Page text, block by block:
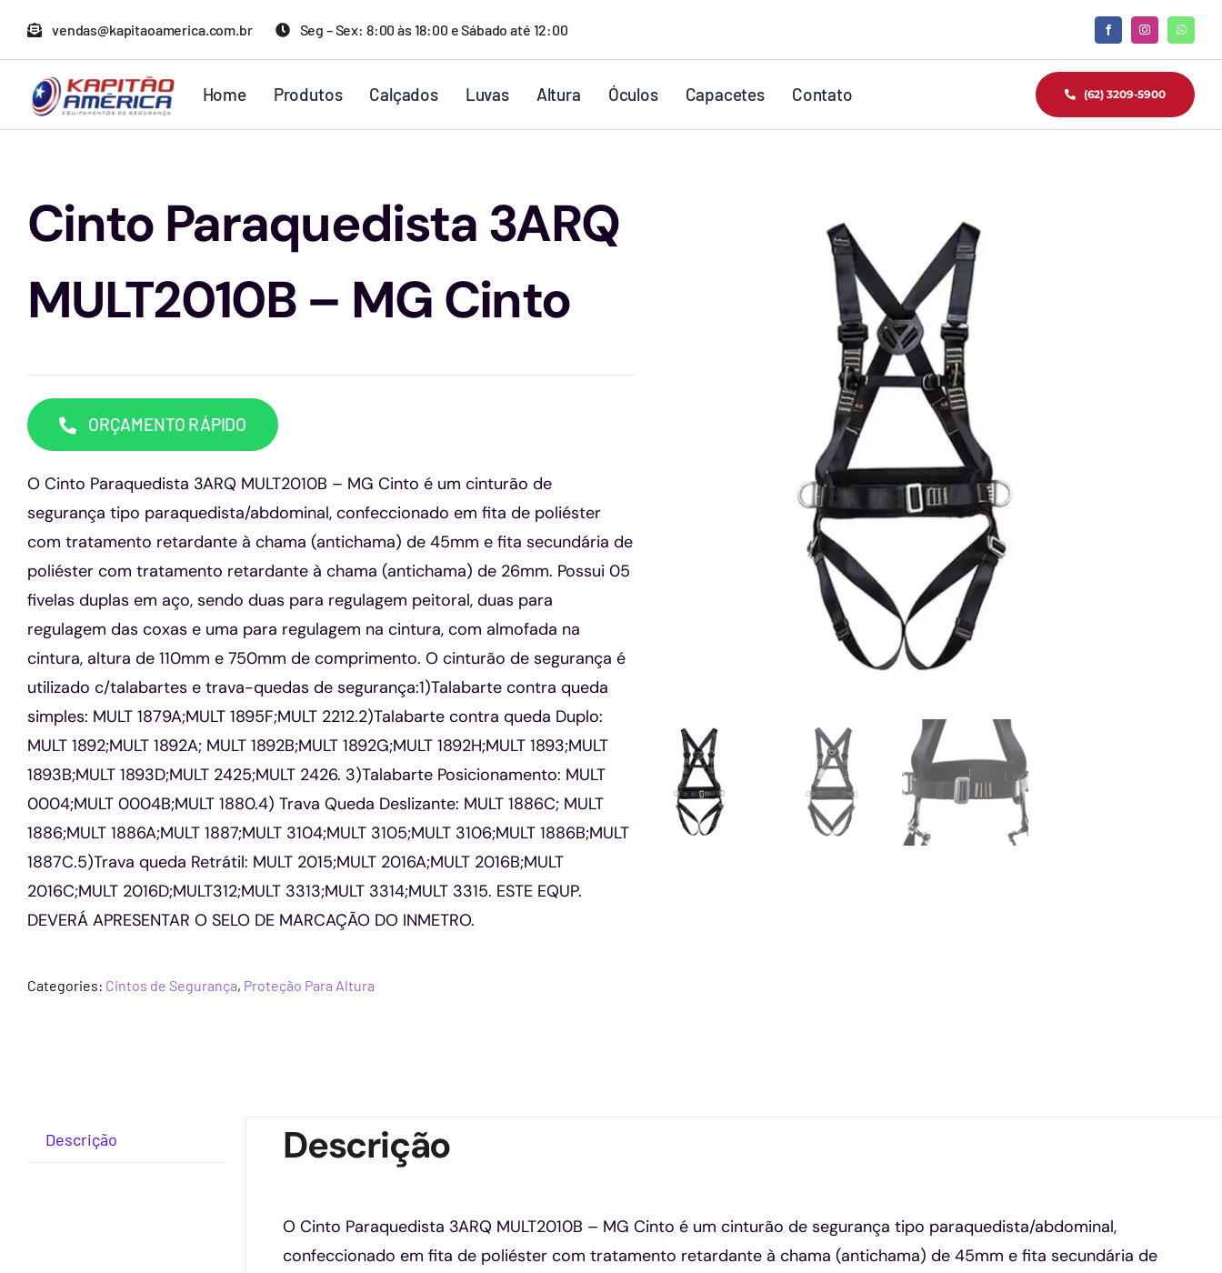
para
conteúdo
vendas@kapitaoamerica.com.br Seg – Sex: 8:00 às 18:00 e Sábado até 12:00
Home Produtos Calçados Luvas Altura Óculos Capacetes Contato (62) 3209-5900
Cinto Paraquedista 3ARQ
MULT2010B – MG Cinto
ORÇAMENTO RÁPIDO
O Cinto Paraquedista 3ARQ MULT2010B – MG Cinto é um cinturão de
segurança tipo paraquedista/abdominal, confeccionado em fita de poliéster
com tratamento retardante à chama (antichama) de 45mm e fita secundária de
poliéster com tratamento retardante à chama (antichama) de 26mm. Possui 05
fivelas duplas em aço, sendo duas para regulagem peitoral, duas para
regulagem das coxas e uma para regulagem na cintura, com almofada na
cintura, altura de 110mm e 750mm de comprimento. O cinturão de segurança é
utilizado c/talabartes e trava-quedas de segurança:1)Talabarte contra queda
simples: MULT 1879A;MULT 1895F;MULT 2212.2)Talabarte contra queda Duplo:
MULT 1892;MULT 1892A; MULT 1892B;MULT 1892G;MULT 1892H;MULT 1893;MULT
1893B;MULT 1893D;MULT 2425;MULT 2426. 3)Talabarte Posicionamento: MULT
0004;MULT 0004B;MULT 1880.4) Trava Queda Deslizante: MULT 1886C; MULT
1886;MULT 1886A;MULT 1887;MULT 3104;MULT 3105;MULT 3106;MULT 1886B;MULT
1887C.5)Trava queda Retrátil: MULT 2015;MULT 2016A;MULT 2016B;MULT
2016C;MULT 2016D;MULT312;MULT 3313;MULT 3314;MULT 3315. ESTE EQUP.
DEVERÁ APRESENTAR O SELO DE MARCAÇÃO DO INMETRO.
Categories: Cintos de Segurança, Proteção Para Altura
Descrição Descrição
O Cinto Paraquedista 3ARQ MULT2010B – MG Cinto é um cinturão de segurança tipo paraquedista/abdominal,
confeccionado em fita de poliéster com tratamento retardante à chama (antichama) de 45mm e fita secundária de